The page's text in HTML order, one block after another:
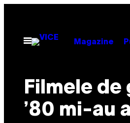
contentOpen
Menu
Magazine
Filmele de
’80 mi-au